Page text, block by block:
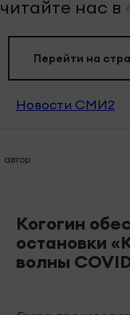
читайте нас в
Перейти на
Новости СМИ2
автор
Когогин
остановки
волны